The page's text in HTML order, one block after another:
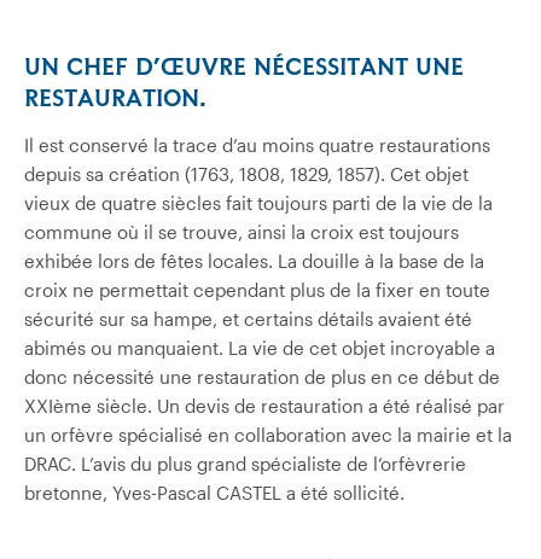
UN CHEF D’ŒUVRE NÉCESSITANT UNE
RESTAURATION.
Il est conservé la trace d’au moins quatre restaurations
depuis sa création (1763, 1808, 1829, 1857). Cet objet
vieux de quatre siècles fait toujours parti de la vie de la
commune où il se trouve, ainsi la croix est toujours
exhibée lors de fêtes locales. La douille à la base de la
croix ne permettait cependant plus de la fixer en toute
sécurité sur sa hampe, et certains détails avaient été
abimés ou manquaient. La vie de cet objet incroyable a
donc nécessité une restauration de plus en ce début de
XXIème siècle. Un devis de restauration a été réalisé par
un orfèvre spécialisé en collaboration avec la mairie et la
DRAC. L’avis du plus grand spécialiste de l’orfèvrerie
bretonne, Yves-Pascal CASTEL a été sollicité.